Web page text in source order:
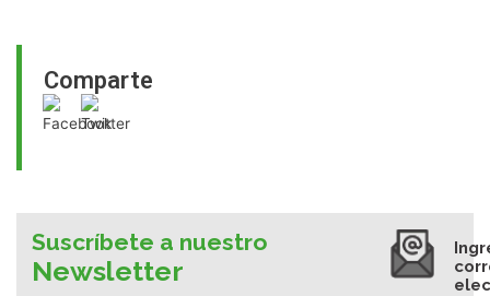
Comparte
Suscríbete a nuestro
Newsletter